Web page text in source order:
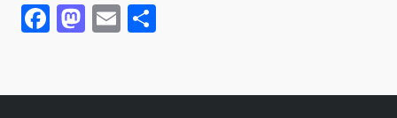
Facebook
Mastodon
Email